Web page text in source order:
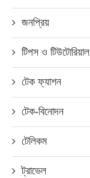
জনপ্রিয়
টিপস ও টিউটোরিয়াল
টেক ফ্যাশন
টেক-বিনোদন
টেলিকম
ট্রাভেল